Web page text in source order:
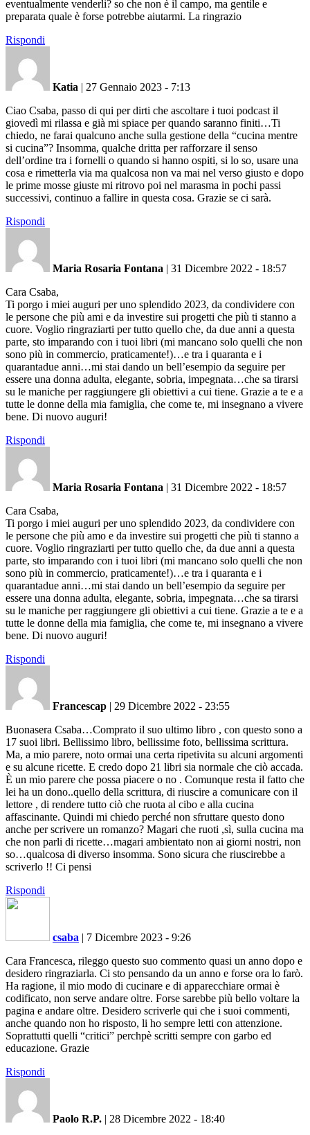
eventualmente venderli? so che non è il campo, ma gentile e
preparata quale è forse potrebbe aiutarmi. La ringrazio
Rispondi
Katia | 27 Gennaio 2023 - 7:13
Ciao Csaba, passo di qui per dirti che ascoltare i tuoi podcast il
giovedì mi rilassa e già mi spiace per quando saranno finiti…Ti
chiedo, ne farai qualcuno anche sulla gestione della “cucina mentre
si cucina”? Insomma, qualche dritta per rafforzare il senso
dell’ordine tra i fornelli o quando si hanno ospiti, si lo so, usare una
cosa e rimetterla via ma qualcosa non va mai nel verso giusto e dopo
le prime mosse giuste mi ritrovo poi nel marasma in pochi passi
successivi, continuo a fallire in questa cosa. Grazie se ci sarà.
Rispondi
Maria Rosaria Fontana | 31 Dicembre 2022 - 18:57
Cara Csaba,
Ti porgo i miei auguri per uno splendido 2023, da condividere con
le persone che più ami e da investire sui progetti che più ti stanno a
cuore. Voglio ringraziarti per tutto quello che, da due anni a questa
parte, sto imparando con i tuoi libri (mi mancano solo quelli che non
sono più in commercio, praticamente!)…e tra i quaranta e i
quarantadue anni…mi stai dando un bell’esempio da seguire per
essere una donna adulta, elegante, sobria, impegnata…che sa tirarsi
su le maniche per raggiungere gli obiettivi a cui tiene. Grazie a te e a
tutte le donne della mia famiglia, che come te, mi insegnano a vivere
bene. Di nuovo auguri!
Rispondi
Maria Rosaria Fontana | 31 Dicembre 2022 - 18:57
Cara Csaba,
Ti porgo i miei auguri per uno splendido 2023, da condividere con
le persone che più amo e da investire sui progetti che più ti stanno a
cuore. Voglio ringraziarti per tutto quello che, da due anni a questa
parte, sto imparando con i tuoi libri (mi mancano solo quelli che non
sono più in commercio, praticamente!)…e tra i quaranta e i
quarantadue anni…mi stai dando un bell’esempio da seguire per
essere una donna adulta, elegante, sobria, impegnata…che sa tirarsi
su le maniche per raggiungere gli obiettivi a cui tiene. Grazie a te e a
tutte le donne della mia famiglia, che come te, mi insegnano a vivere
bene. Di nuovo auguri!
Rispondi
Francescap | 29 Dicembre 2022 - 23:55
Buonasera Csaba…Comprato il suo ultimo libro , con questo sono a
17 suoi libri. Bellissimo libro, bellissime foto, bellissima scrittura.
Ma, a mio parere, noto ormai una certa ripetivita su alcuni argomenti
e su alcune ricette. E credo dopo 21 libri sia normale che ciò accada.
È un mio parere che possa piacere o no . Comunque resta il fatto che
lei ha un dono..quello della scrittura, di riuscire a comunicare con il
lettore , di rendere tutto ciò che ruota al cibo e alla cucina
affascinante. Quindi mi chiedo perché non sfruttare questo dono
anche per scrivere un romanzo? Magari che ruoti ,sì, sulla cucina ma
che non parli di ricette…magari ambientato non ai giorni nostri, non
so…qualcosa di diverso insomma. Sono sicura che riuscirebbe a
scriverlo !! Ci pensi
Rispondi
csaba | 7 Dicembre 2023 - 9:26
Cara Francesca, rileggo questo suo commento quasi un anno dopo e
desidero ringraziarla. Ci sto pensando da un anno e forse ora lo farò.
Ha ragione, il mio modo di cucinare e di apparecchiare ormai è
codificato, non serve andare oltre. Forse sarebbe più bello voltare la
pagina e andare oltre. Desidero scriverle qui che i suoi commenti,
anche quando non ho risposto, li ho sempre letti con attenzione.
Soprattutti quelli “critici” perchpè scritti sempre con garbo ed
educazione. Grazie
Rispondi
Paolo R.P. | 28 Dicembre 2022 - 18:40